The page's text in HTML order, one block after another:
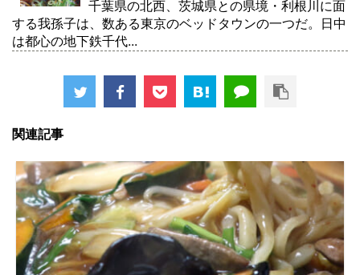
千葉県の北西、茨城県との県境・利根川に面
する我孫子は、数ある東京のベッドタウンの一つだ。日中
は都心の地下鉄千代...
関連記事